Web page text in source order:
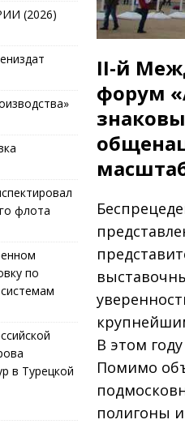
II-­й
форум
В этом
Помимо
полигоны
(2026)
флота
по
в Турецкой